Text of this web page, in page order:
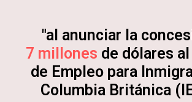
"al anunciar la
7 millones de dólares
de Empleo para
Columbia Británica